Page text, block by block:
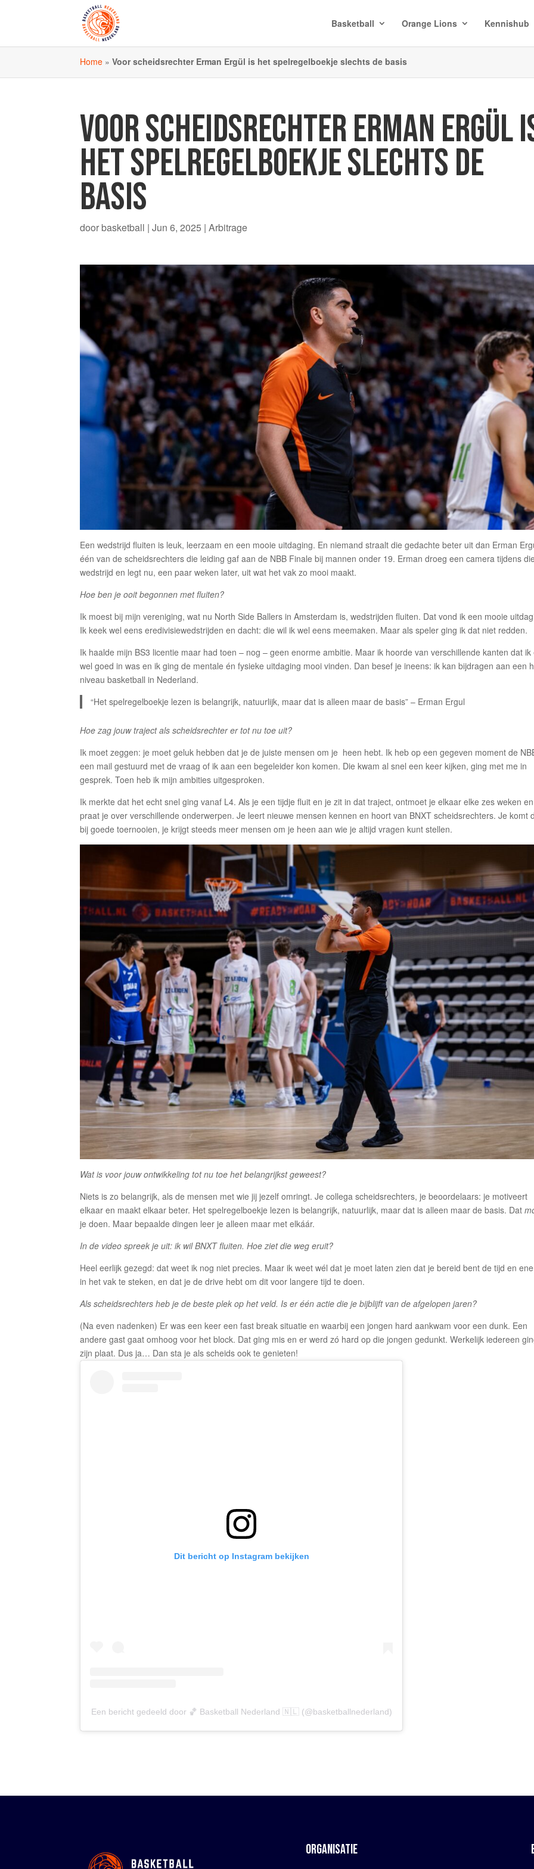
Basketball Orange Lions Kennishub
Home »Voor scheidsrechter Erman Ergül is het spelregelboekje slechts de basis
VOOR SCHEIDSRECHTER ERMAN ERGÜL
HET SPELREGELBOEKJE SLECHTS DE
BASIS
door basketball |Jun 6, 2025 |Arbitrage
Een wedstrijd fluiten is leuk, leerzaam en een mooie uitdaging. En niemand straalt die gedachte beter uit dan Erman
één van de scheidsrechters die leiding gaf aan de NBB Finale bij mannen onder 19. Erman droeg een camera tijdens
wedstrijd en legt nu, een paar weken later, uit wat het vak zo mooi maakt.
Hoe ben je ooit begonnen met fluiten?
Ik moest bij mijn vereniging, wat nu North Side Ballers in Amsterdam is, wedstrijden fluiten. Dat vond ik een mooie
Ik keek wel eens eredivisiewedstrijden en dacht: die wil ik wel eens meemaken. Maar als speler ging ik dat niet redden.
Ik haalde mijn BS3 licentie maar had toen – nog – geen enorme ambitie. Maar ik hoorde van verschillende kanten dat ik
wel goed in was en ik ging de mentale én fysieke uitdaging mooi vinden. Dan besef je ineens: ik kan bijdragen aan een
niveau basketball in Nederland.
“Het spelregelboekje lezen is belangrijk, natuurlijk, maar dat is alleen maar de basis” – Erman Ergul
Hoe zag jouw traject als scheidsrechter er tot nu toe uit?
Ik moet zeggen: je moet geluk hebben dat je de juiste mensen om je heen hebt. Ik heb op een gegeven moment de
een mail gestuurd met de vraag of ik aan een begeleider kon komen. Die kwam al snel een keer kijken, ging met me in
gesprek. Toen heb ik mijn ambities uitgesproken.
Ik merkte dat het echt snel ging vanaf L4. Als je een tijdje fluit en je zit in dat traject, ontmoet je elkaar elke zes weken en
praat je over verschillende onderwerpen. Je leert nieuwe mensen kennen en hoort van BNXT scheidsrechters. Je komt
bij goede toernooien, je krijgt steeds meer mensen om je heen aan wie je altijd vragen kunt stellen.
Wat is voor jouw ontwikkeling tot nu toe het belangrijkst geweest?
Niets is zo belangrijk, als de mensen met wie jij jezelf omringt. Je collega scheidsrechters, je beoordelaars: je motiveert
elkaar en maakt elkaar beter. Het spelregelboekje lezen is belangrijk, natuurlijk, maar dat is alleen maar de basis. Dat
je doen. Maar bepaalde dingen leer je alleen maar met elkáár.
In de video spreek je uit: ik wil BNXT fluiten. Hoe ziet die weg eruit?
Heel eerlijk gezegd: dat weet ik nog niet precies. Maar ik weet wél dat je moet laten zien dat je bereid bent de tijd en
in het vak te steken, en dat je de drive hebt om dit voor langere tijd te doen.
Als scheidsrechters heb je de beste plek op het veld. Is er één actie die je bijblijft van de afgelopen jaren?
(Na even nadenken) Er was een keer een fast break situatie en waarbij een jongen hard aankwam voor een dunk. Een
andere gast gaat omhoog voor het block. Dat ging mis en er werd zó hard op die jongen gedunkt. Werkelijk iedereen
zijn plaat. Dus ja… Dan sta je als scheids ook te genieten!
Dit bericht op Instagram bekijken
Een bericht gedeeld door 🏀 Basketball Nederland 🇳🇱 (@basketballnederland)
ORGANISATIE